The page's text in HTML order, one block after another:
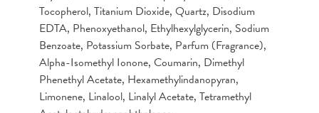
Tocopherol, Titanium Dioxide, Quartz, Disodium
EDTA, Phenoxyethanol, Ethylhexylglycerin, Sodium
Benzoate, Potassium Sorbate, Parfum (Fragrance),
Alpha-Isomethyl Ionone, Coumarin, Dimethyl
Phenethyl Acetate, Hexamethylindanopyran,
Limonene, Linalool, Linalyl Acetate, Tetramethyl